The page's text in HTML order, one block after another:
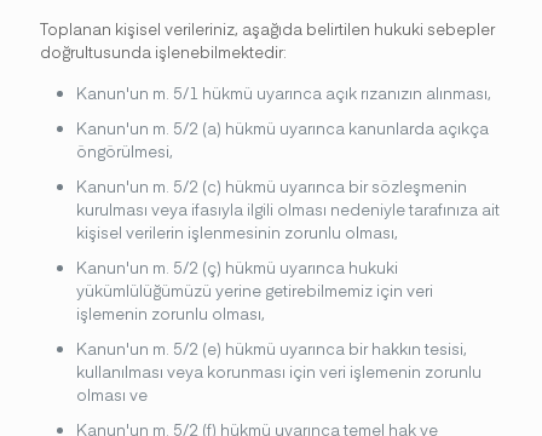
Toplanan kişisel verileriniz, aşağıda belirtilen hukuki sebepler
doğrultusunda işlenebilmektedir:
Kanun'un m. 5/1 hükmü uyarınca açık rızanızın alınması,
Kanun'un m. 5/2 (a) hükmü uyarınca kanunlarda açıkça
öngörülmesi,
Kanun'un m. 5/2 (c) hükmü uyarınca bir sözleşmenin
kurulması veya ifasıyla ilgili olması nedeniyle tarafınıza ait
kişisel verilerin işlenmesinin zorunlu olması,
Kanun'un m. 5/2 (ç) hükmü uyarınca hukuki
yükümlülüğümüzü yerine getirebilmemiz için veri
işlemenin zorunlu olması,
Kanun'un m. 5/2 (e) hükmü uyarınca bir hakkın tesisi,
kullanılması veya korunması için veri işlemenin zorunlu
olması ve
Kanun'un m. 5/2 (f) hükmü uyarınca temel hak ve